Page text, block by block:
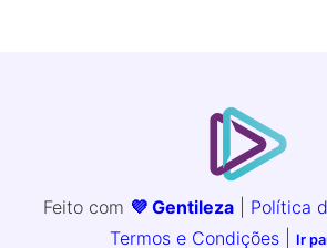
Feito com 💜 Gentileza Política
Termos e Condições
Ir